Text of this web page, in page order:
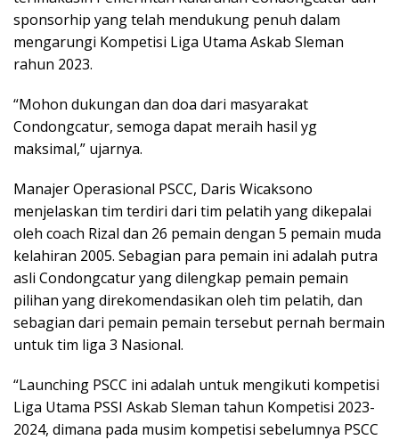
sponsorhip yang telah mendukung penuh dalam
mengarungi Kompetisi Liga Utama Askab Sleman
rahun 2023.
“Mohon dukungan dan doa dari masyarakat
Condongcatur, semoga dapat meraih hasil yg
maksimal,” ujarnya.
Manajer Operasional PSCC, Daris Wicaksono
menjelaskan tim terdiri dari tim pelatih yang dikepalai
oleh coach Rizal dan 26 pemain dengan 5 pemain muda
kelahiran 2005. Sebagian para pemain ini adalah putra
asli Condongcatur yang dilengkap pemain pemain
pilihan yang direkomendasikan oleh tim pelatih, dan
sebagian dari pemain pemain tersebut pernah bermain
untuk tim liga 3 Nasional.
“Launching PSCC ini adalah untuk mengikuti kompetisi
Liga Utama PSSI Askab Sleman tahun Kompetisi 2023-
2024, dimana pada musim kompetisi sebelumnya PSCC